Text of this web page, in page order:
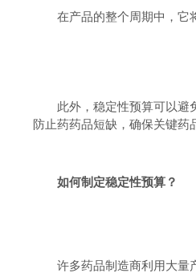
在产品的整个周期中，它
此外，稳定性预算可以避
防止药药品短缺，确保关键药
如何制定稳定性预算？
许多药品制造商利用大量